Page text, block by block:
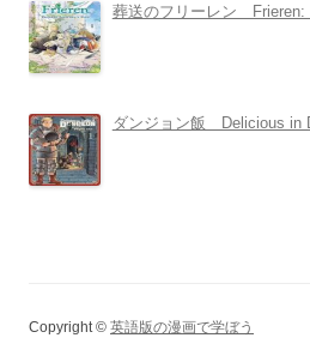
葬送のフリーレン Frieren:
ダンジョン飯 Delicious in
Copyright © 英語版の漫画で学ぼう